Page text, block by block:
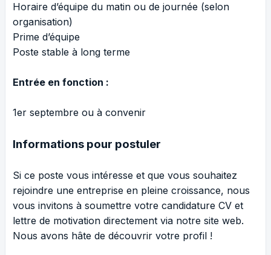
Horaire d’équipe du matin ou de journée (selon
organisation)
Prime d’équipe
Poste stable à long terme
Entrée en fonction :
1er septembre ou à convenir
Informations pour postuler
Si ce poste vous intéresse et que vous souhaitez
rejoindre une entreprise en pleine croissance, nous
vous invitons à soumettre votre candidature CV et
lettre de motivation directement via notre site web.
Nous avons hâte de découvrir votre profil !